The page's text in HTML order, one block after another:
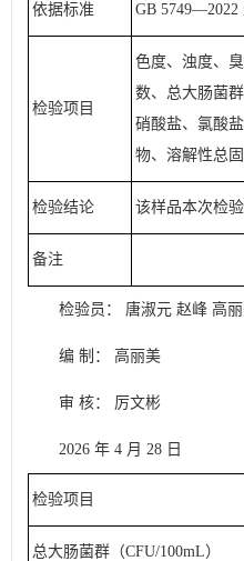
依据标准 GB 5749—2022
检验项目
色度、浊度、
数、总大肠菌
硝酸盐、氯酸
物、溶解性总
检验结论 该样品本次检
备注
检验员： 唐淑元 赵峰 高
编 制： 高丽美
审 核： 厉文彬
2026 年 4 月 28 日
检验项目
总大肠菌群（CFU/100mL）